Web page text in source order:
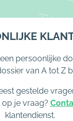
persoonlijke
van A tot Z
gestelde
je vraag?
klantendienst.